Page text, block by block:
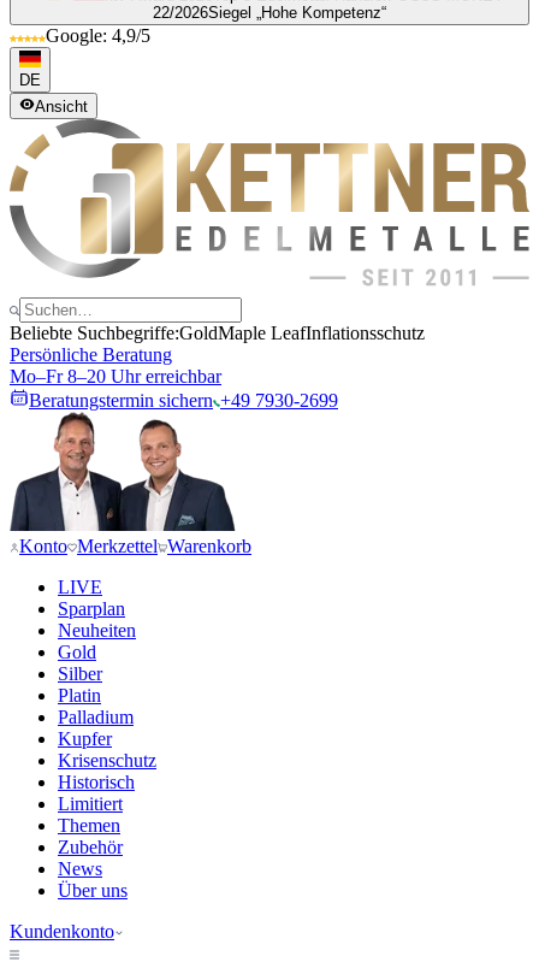
22/2026Siegel „Hohe Kompetenz“
Google: 4,9/5
DE
Ansicht
Beliebte Suchbegriffe:GoldMaple LeafInflationsschutz
Persönliche Beratung
Mo–Fr 8–20 Uhr erreichbar
Beratungstermin sichern +49 7930-2699
Konto Merkzettel Warenkorb
LIVE
Sparplan
Neuheiten
Gold
Silber
Platin
Palladium
Kupfer
Krisenschutz
Historisch
Limitiert
Themen
Zubehör
News
Über uns
Kundenkonto